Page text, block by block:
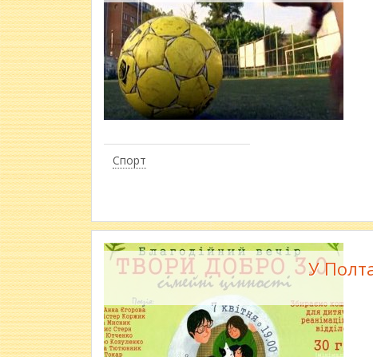
Спорт
У